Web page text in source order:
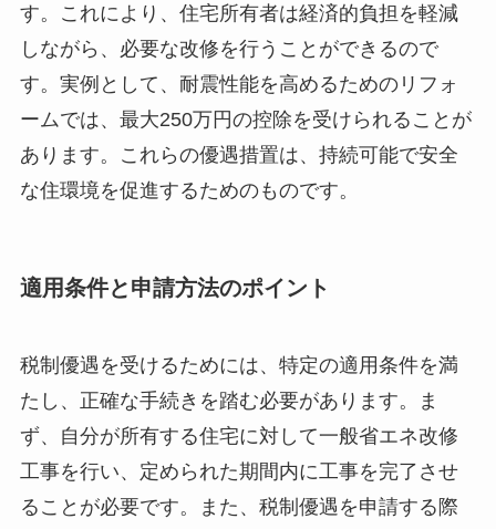
す。これにより、住宅所有者は経済的負担を軽減
しながら、必要な改修を行うことができるので
す。実例として、耐震性能を高めるためのリフォ
ームでは、最大250万円の控除を受けられることが
あります。これらの優遇措置は、持続可能で安全
な住環境を促進するためのものです。
適用条件と申請方法のポイント
税制優遇を受けるためには、特定の適用条件を満
たし、正確な手続きを踏む必要があります。ま
ず、自分が所有する住宅に対して一般省エネ改修
工事を行い、定められた期間内に工事を完了させ
ることが必要です。また、税制優遇を申請する際